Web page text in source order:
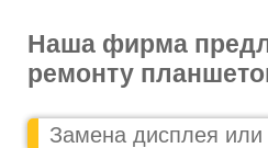
Наша фирма
ремонту
Замена дисплея или